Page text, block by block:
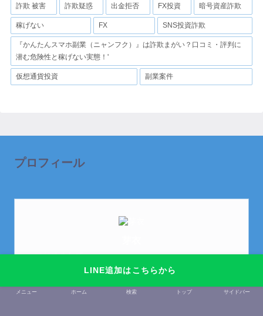
詐欺 被害 詐欺疑惑 出金拒否 FX投資 暗号資産詐欺
稼げない FX SNS投資詐欺
『かんたんスマホ副業（ニャンフク）』は詐欺まがい？口コミ・評判に
潜む危険性と稼げない実態！'
仮想通貨投資 副業案件
LINE追加はこちらから
プロフィール
はじめまして。
元金欠保育士の副業まとめを運営しております。芽
趣味は女子会と映画鑑賞です。
メニュー ホーム 検索 トップ サイドバー